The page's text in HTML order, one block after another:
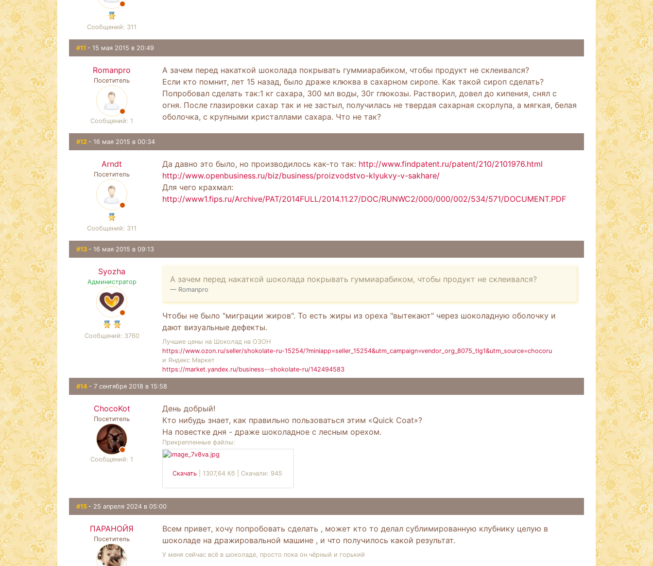
Сообщений: 311
#11 - 15 мая 2015 в 20:49
Romanpro
Посетитель
Сообщений: 1
А зачем перед накаткой шоколада покрывать гуммиарабиком, чтобы продукт не склеивался?
Если кто помнит, лет 15 назад, было драже клюква в сахарном сиропе. Как такой сироп сделать?
Попробовал сделать так:1 кг сахара, 300 мл воды, 30г глюкозы. Растворил, довел до кипения, снял с
огня. После глазировки сахар так и не застыл, получилась не твердая сахарная скорлупа, а мягкая, белая
оболочка, с крупными кристаллами сахара. Что не так?
#12 - 16 мая 2015 в 00:34
Arndt
Посетитель
Сообщений: 311
Да давно это было, но производилось как-то так: http://www.findpatent.ru/patent/210/2101976.html
http://www.openbusiness.ru/biz/business/proizvodstvo-klyukvy-v-sakhare/
Для чего крахмал:
http://www1.fips.ru/Archive/PAT/2014FULL/2014.11.27/DOC/RUNWC2/000/000/002/534/571/DOCUMENT.PDF
#13 - 16 мая 2015 в 09:13
Syozha
Администратор
Сообщений: 3760
А зачем перед накаткой шоколада покрывать гуммиарабиком, чтобы продукт не склеивался?
Romanpro
Чтобы не было "миграции жиров". То есть жиры из ореха "вытекают" через шоколадную оболочку и
дают визуальные дефекты.
Лучшие цены на Шоколад на ОЗОН
https://www.ozon.ru/seller/shokolate-ru-15254/?miniapp=seller_15254&utm_campaign=vendor_org_8075_tlg1&utm_source=chocoru
и Яндекс Маркет
https://market.yandex.ru/business--shokolate-ru/142494583
#14 - 7 сентября 2018 в 15:58
ChocoKot
Посетитель
Сообщений: 1
День добрый!
Кто нибудь знает, как правильно пользоваться этим «Quick Coat»?
На повестке дня - драже шоколадное с лесным орехом.
Прикрепленные файлы:
Скачать| 1307,64 Кб | Скачали: 945
#15 - 25 апреля 2024 в 05:00
ПАРАНОЙЯ
Посетитель
Всем привет, хочу попробовать сделать , может кто то делал сублимированную клубнику целую в
шоколаде на дражировальной машине , и что получилось какой результат.
У меня сейчас всё в шоколаде, просто пока он чёрный и горький